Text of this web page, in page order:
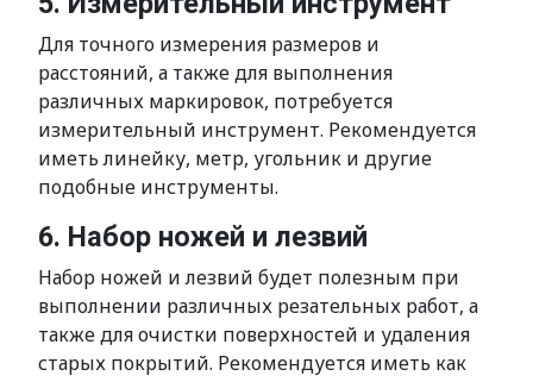
Для точного измерения размеров и
расстояний, а также для выполнения
различных маркировок, потребуется
измерительный инструмент. Рекомендуется
иметь линейку, метр, угольник и другие
подобные инструменты.
6. Набор ножей и лезвий
Набор ножей и лезвий будет полезным при
выполнении различных резательных работ, а
также для очистки поверхностей и удаления
старых покрытий. Рекомендуется иметь как